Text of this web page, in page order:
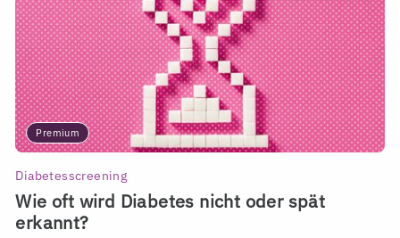
Premium
Diabetesscreening
Wie oft wird Diabetes nicht oder spät
erkannt?